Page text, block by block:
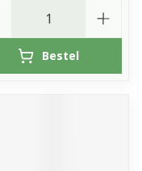
Bestel